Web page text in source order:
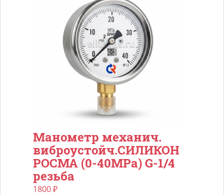
Манометр механич.
виброустойч.СИЛИКОН
РОСМА (0-40МРа) G-1/4
резьба
1800₽